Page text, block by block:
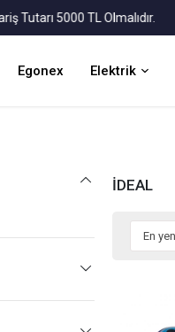
5000 TL Olmalıdır.
Egonex Elektrik
İDEAL